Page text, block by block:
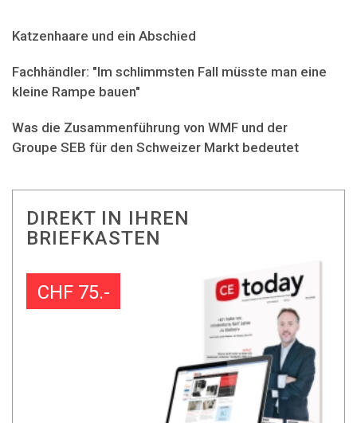
Katzenhaare und ein Abschied
Fachhändler: "Im schlimmsten Fall müsste man eine
kleine Rampe bauen"
Was die Zusammenführung von WMF und der
Groupe SEB für den Schweizer Markt bedeutet
DIREKT IN IHREN
BRIEFKASTEN
CHF 75.-